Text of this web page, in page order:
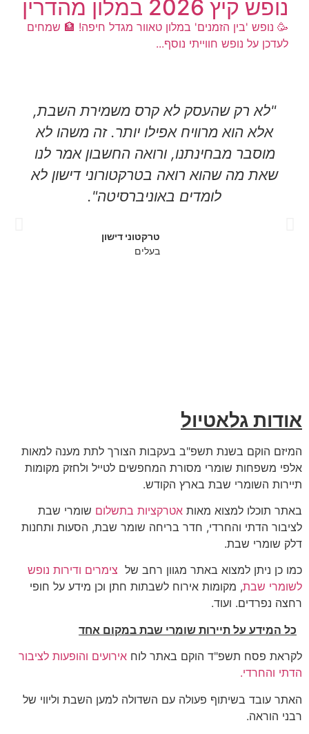
נופש קיץ 2026 במלון מהדרין
​🥳 נופש 'בין הזמנים' במלון טאוור מגדל חיפה! 🏦 ​שמחים
לעדכן על נופש חווייתי נוסף...
"לא רק שהעסק לא קרס משמירת השבת,
אלא הוא מרוויח אפילו יותר. זה משהו לא
מוסבר מבחינתנו, ורואה החשבון אמר לנו
שאת מה שהוא רואה בטרקטורוני דישון לא
לומדים באוניברסיטה".
טרקטוני דישון
בעלים
אודות גלאטיול
המיזם הוקם בשנת תשפ"ב בעקבות הצורך לתת מענה למאות
אלפי משפחות שומרי מסורת המחפשים לטייל ולחזק מקומות
תיירות השומרי שבת בארץ הקודש.
באתר תוכלו למצוא מאות אטרקציות בתשלום שומרי שבת
לציבור הדתי והחרדי, חדר בריחה שומר שבת, הסעות ותחנות
דלק שומרי שבת.
כמו כן ניתן למצוא באתר מגוון רחב של צימרים ודירות נופש
לשומרי שבת, מקומות אירוח לשבתות חתן וכן מידע על חופי
רחצה נפרדים. ועוד.
כל המידע על תיירות שומרי שבת במקום אחד
לקראת פסח תשפ"ד הוקם באתר לוח אירועים והופעות לציבור
הדתי והחרדי.
האתר עובד בשיתוף פעולה עם השדולה למען השבת וליווי של
רבני הוראה.